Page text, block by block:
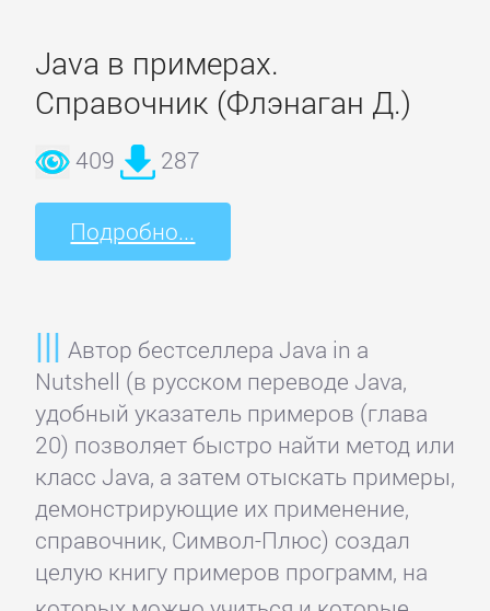
Java в примерах.
Справочник (Флэнаган Д.)
409 287
Подробно...
Автор бестселлера Java in a
Nutshell (в русском переводе Java,
удобный указатель примеров (глава
20) позволяет быстро найти метод или
класс Java, а затем отыскать примеры,
демонстрирующие их применение,
справочник, Символ-Плюс) создал
целую книгу примеров программ, на
прочее
Домашние
Животные
Зарубежная
прикладная
научно-
популярная
литература
Здоровье
Кулинария